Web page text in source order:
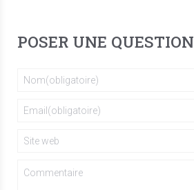
POSER UNE QUESTION